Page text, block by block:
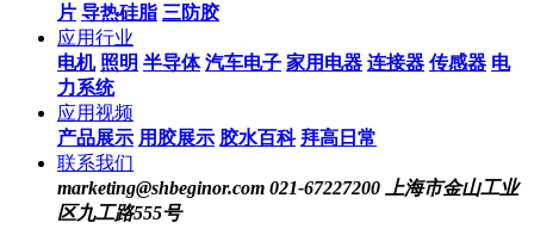
片 导热硅脂 三防胶
应用行业
电机 照明 半导体 汽车电子 家用电器 连接器 传感器 电
力系统
应用视频
产品展示 用胶展示 胶水百科 拜高日常
联系我们
marketing@shbeginor.com 021-67227200
上海市金山工业
区九工路555号